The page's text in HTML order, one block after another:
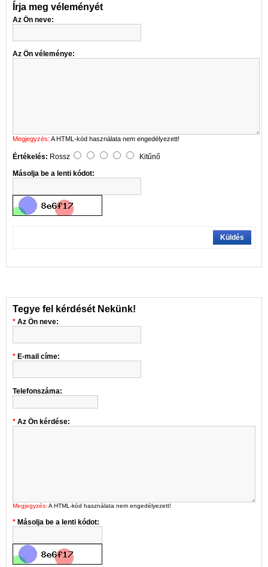
Írja meg véleményét
Az Ön neve:
Az Ön véleménye:
Megjegyzés: A HTML-kód használata nem engedélyezett!
Értékelés: Rossz
Kitűnő
Másolja be a lenti kódot:
Küldés
Tegye fel kérdését Nekünk!
Az Ön neve:
E-mail címe:
Telefonszáma:
Az Ön kérdése:
Megjegyzés: A HTML-kód használata nem engedélyezett!
Másolja be a lenti kódot: